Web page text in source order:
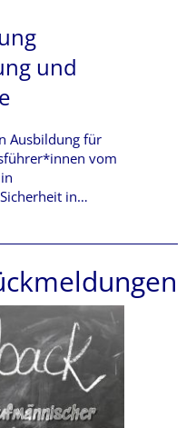
und
Ausbildung für
vom
in…